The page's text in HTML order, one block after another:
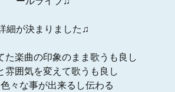
細が決まりました♫
た楽曲の印象のまま歌うも良し
雰囲気を変えて歌うも良し
々な事が出来るし伝わる